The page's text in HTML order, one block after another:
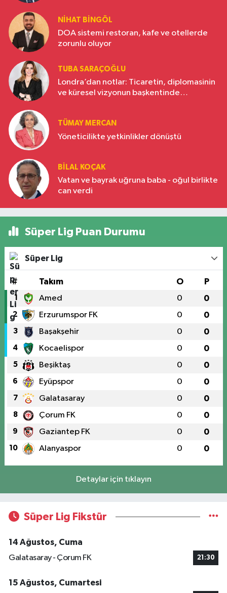
NIHAT BINGÖL
DOA sistemi restoran, kafe ve otellerde
zorunlu oluyor
TUBA SARAÇOĞLU
Londra’dan notlar: Ticaretin, diplomasinin
ve küresel vizyonun başkentinde
TÜMAY MERCAN
Yöneticilikte yetkinlikler dönüştü
BILAL KOÇAK
Vatan ve bayrak uğruna baba - oğul birlikte
can verdi
Süper Lig Puan Durumu
Süper Lig
# Takım O P
1 Amed 0 0
2 Erzurumspor FK 0 0
3 Başakşehir 0 0
4 Kocaelispor 0 0
5 Beşiktaş 0 0
6 Eyüpspor 0 0
7 Galatasaray 0 0
8 Çorum FK 0 0
9 Gaziantep FK 0 0
10 Alanyaspor 0 0
Detaylar için tıklayın
Süper Lig Fikstür
14 Ağustos, Cuma
Galatasaray - Çorum FK
21:30
15 Ağustos, Cumartesi